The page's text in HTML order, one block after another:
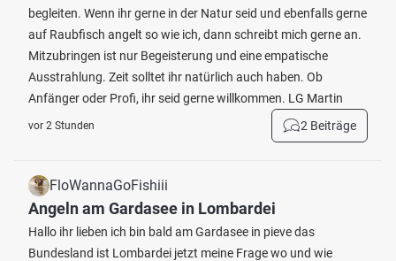
begleiten. Wenn ihr gerne in der Natur seid und ebenfalls gerne
auf Raubfisch angelt so wie ich, dann schreibt mich gerne an.
Mitzubringen ist nur Begeisterung und eine empatische
Ausstrahlung. Zeit solltet ihr natürlich auch haben. Ob
Anfänger oder Profi, ihr seid gerne willkommen. LG Martin
vor 2 Stunden 2 Beiträge
FloWannaGoFishiii
Angeln am Gardasee in Lombardei
Hallo ihr lieben ich bin bald am Gardasee in pieve das
Bundesland ist Lombardei jetzt meine Frage wo und wie